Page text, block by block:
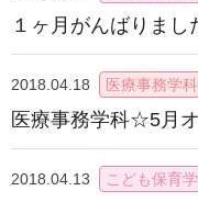
１ヶ月がんばりまし
2018.04.18 医療事務学科
医療事務学科☆5月
2018.04.13 こども保育